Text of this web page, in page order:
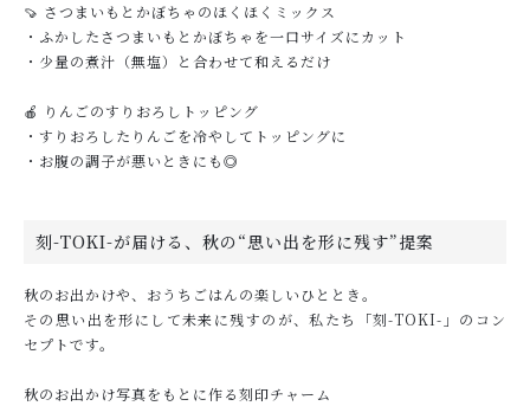
🍠 さつまいもとかぼちゃのほくほくミックス
・ふかしたさつまいもとかぼちゃを一口サイズにカット
・少量の煮汁（無塩）と合わせて和えるだけ
🍎 りんごのすりおろしトッピング
・すりおろしたりんごを冷やしてトッピングに
・お腹の調子が悪いときにも◎
刻-TOKI-が届ける、秋の“思い出を形に残す”提案
秋のお出かけや、おうちごはんの楽しいひととき。
その思い出を形にして未来に残すのが、私たち「刻-TOKI-」のコン
セプトです。
秋のお出かけ写真をもとに作る刻印チャーム